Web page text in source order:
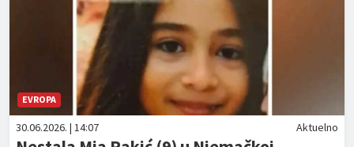
EVROPA
30.06.2026. | 14:07 Aktuelno